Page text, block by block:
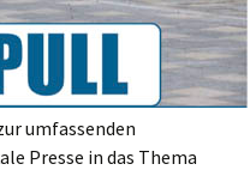
umfassenden
Presse in das Thema